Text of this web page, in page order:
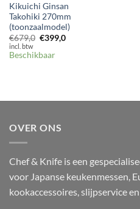
Kikuichi Ginsan
Takohiki 270mm
(toonzaalmodel)
€679,0 Oorspronkelijke
was:
€679,0.
€399,0Huidige
incl. btw
Beschikbaar
OVER ONS
Chef & Knife is een
voor Japanse keukenmessen,
kookaccessoires, slijpservice